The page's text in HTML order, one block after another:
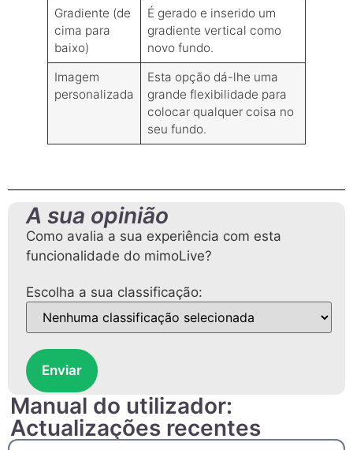
Gradiente (de
cima para
baixo)
É gerado e inserido um
gradiente vertical como
novo fundo.
Imagem
personalizada
Esta opção dá-lhe uma
grande flexibilidade para
colocar qualquer coisa no
seu fundo.
A sua opinião
Como avalia a sua experiência com esta
funcionalidade do mimoLive?
Escolha a sua classificação:
Enviar
Manual do utilizador:
Actualizações recentes